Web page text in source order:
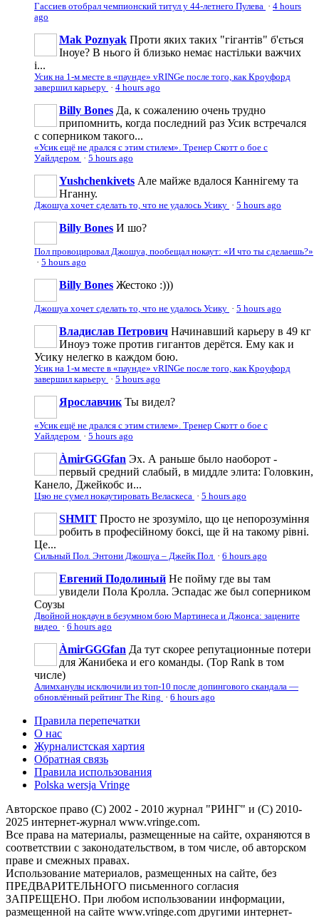
Гассиев отобрал чемпионский титул у 44-летнего Пулева · 4 hours
ago
Mak Poznyak Проти яких таких "гігантів" б'ється
Іноуе? В нього й близько немає настільки важчих
і...
Усик на 1-м месте в «паунде» vRINGe после того, как Кроуфорд
завершил карьеру · 4 hours ago
Billy Bones Да, к сожалению очень трудно
припомнить, когда последний раз Усик встречался
с соперником такого...
«Усик ещё не дрался с этим стилем». Тренер Скотт о бое с
Уайлдером · 5 hours ago
Yushchenkivets Але майже вдалося Каннігему та
Нганну.
Джошуа хочет сделать то, что не удалось Усику · 5 hours ago
Billy Bones И шо?
Пол провоцировал Джошуа, пообещал нокаут: «И что ты сделаешь?»
· 5 hours ago
Billy Bones Жестоко :)))
Джошуа хочет сделать то, что не удалось Усику · 5 hours ago
Владислав Петрович Начинавший карьеру в 49 кг
Иноуэ тоже против гигантов дерётся. Ему как и
Усику нелегко в каждом бою.
Усик на 1-м месте в «паунде» vRINGe после того, как Кроуфорд
завершил карьеру · 5 hours ago
Ярославчик Ты видел?
«Усик ещё не дрался с этим стилем». Тренер Скотт о бое с
Уайлдером · 5 hours ago
ÀmirGGGfan Эх. А раньше было наоборот -
первый средний слабый, в миддле элита: Головкин,
Канело, Джейкобс и...
Цзю не сумел нокаутировать Веласкеса · 5 hours ago
SHMIT Просто не зрозуміло, що це непорозуміння
робить в професійному боксі, ще й на такому рівні.
Це...
Сильный Пол. Энтони Джошуа – Джейк Пол · 6 hours ago
Евгений Подолиный Не пойму где вы там
увидели Пола Кролла. Эспадас же был соперником
Соузы
Двойной нокдаун в безумном бою Мартинеса и Джонса: зацените
видео · 6 hours ago
ÀmirGGGfan Да тут скорее репутационные потери
для Жанибека и его команды. (Top Rank в том
числе)
Алимханулы исключили из топ-10 после допингового скандала —
обновлённый рейтинг The Ring · 6 hours ago
Правила перепечатки
О нас
Журналистская хартия
Обратная связь
Правила использования
Polska wersja Vringe
Авторское право (С) 2002 - 2010 журнал "РИНГ" и (С) 2010-
2025 интернет-журнал www.vringe.com.
Все права на материалы, размещенные на сайте, охраняются в
соответствии с законодательством, в том числе, об авторском
праве и смежных правах.
Использование материалов, размещенных на сайте, без
ПРЕДВАРИТЕЛЬНОГО письменного согласия
ЗАПРЕЩЕНО. При любом использовании информации,
размещенной на сайте www.vringe.com другими интернет-